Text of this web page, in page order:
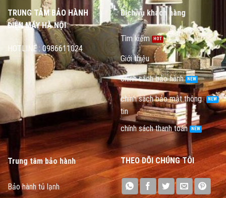
TRUNG TÂM BẢO HÀNH
ĐIỆN MÁY HÀ NỘI
HOTLINE : 0986611024
Dịch vụ khách hàng
Tìm kiếm
Giới thiệu
chính sách bảo hành
chính sách bảo mật thông
tin
chính sách thanh toán
Trung tâm bảo hành
Bảo hành tủ lạnh
THEO DÕI CHÚNG TÔI